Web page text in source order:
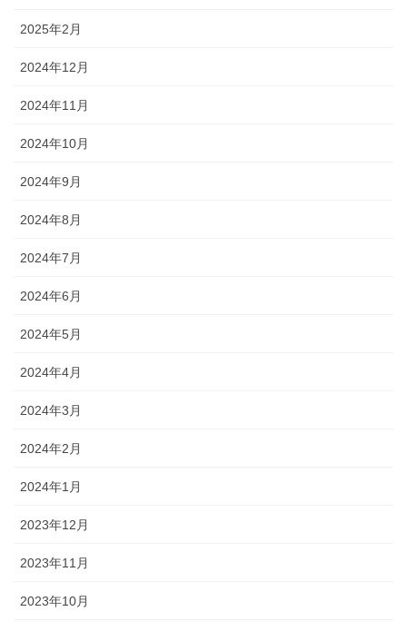
2025年2月
2024年12月
2024年11月
2024年10月
2024年9月
2024年8月
2024年7月
2024年6月
2024年5月
2024年4月
2024年3月
2024年2月
2024年1月
2023年12月
2023年11月
2023年10月